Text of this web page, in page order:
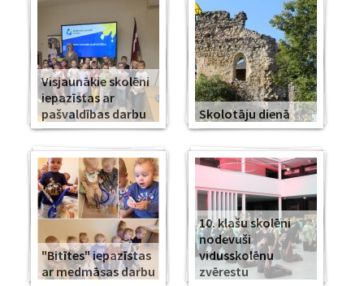
Visjaunākie skolēni
iepazīstas ar
pašvaldības darbu
Skolotāju dienā
"Bitītes" iepazīstas
ar medmāsas darbu
10. klašu skolēni
nodevuši
vidusskolēnu
zvērestu